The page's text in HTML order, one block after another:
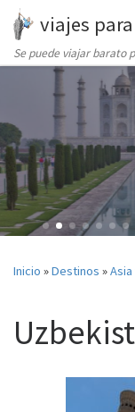
Saltar al contenido
viajes
Se puede viajar barato
Inicio »Destinos »Asia